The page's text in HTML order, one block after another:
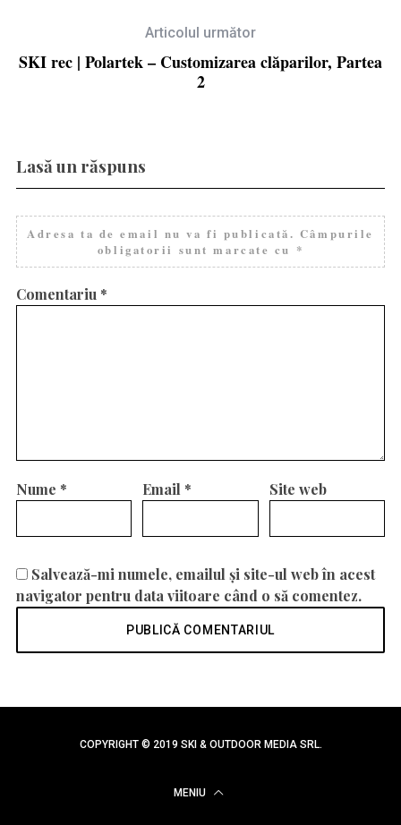
Articolul următor
SKI rec | Polartek – Customizarea clăparilor, Partea
2
Lasă un răspuns
Adresa ta de email nu va fi publicată. Câmpurile
obligatorii sunt marcate cu *
Comentariu *
Nume * Email * Site web
Salvează-mi numele, emailul și site-ul web în acest
navigator pentru data viitoare când o să comentez.
COPYRIGHT © 2019 SKI & OUTDOOR MEDIA SRL.
MENIU